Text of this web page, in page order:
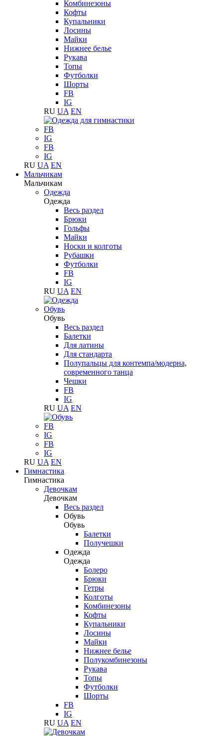
Комбинезоны
Кофты
Купальники
Лосины
Майки
Нижнее белье
Рукава
Топы
Футболки
Шорты
FB
IG
RU UA EN
FB
IG
FB
IG
RU UA EN
Мальчикам
Мальчикам
Одежда
Одежда
Весь раздел
Брюки
Гольфы
Майки
Носки и колготы
Рубашки
Футболки
FB
IG
RU UA EN
Обувь
Обувь
Весь раздел
Балетки
Для латины
Для стандарта
Полупальцы для контемпа/модерна,
современного танца
Чешки
FB
IG
RU UA EN
FB
IG
FB
IG
RU UA EN
Гимнастика
Гимнастика
Девочкам
Девочкам
Весь раздел
Обувь
Обувь
Балетки
Получешки
Одежда
Одежда
Болеро
Брюки
Гетры
Колготы
Комбинезоны
Кофты
Купальники
Лосины
Майки
Нижнее белье
Полукомбинезоны
Рукава
Топы
Футболки
Шорты
FB
IG
RU UA EN